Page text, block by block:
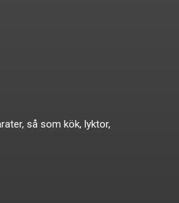
så som kök, lyktor,